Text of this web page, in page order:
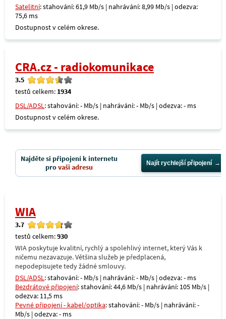
Satelitní: stahování: 61,9 Mb/s | nahrávání: 8,99 Mb/s | odezva:
75,6 ms
Dostupnost v celém okrese.
CRA.cz - radiokomunikace
3.5
testů celkem: 1934
DSL/ADSL: stahování: - Mb/s | nahrávání: - Mb/s | odezva: - ms
Dostupnost v celém okrese.
Najděte si připojení k internetu
provaši adresu Najít rychlejší připojení
WIA
3.7
testů celkem:930
WIA poskytuje kvalitní, rychlý a spolehlivý internet, který Vás k
ničemu nezavazuje. Většina služeb je předplacená,
nepodepisujete tedy žádné smlouvy.
DSL/ADSL: stahování: - Mb/s | nahrávání: - Mb/s | odezva: - ms
Bezdrátové připojení: stahování: 44,6 Mb/s | nahrávání: 105 Mb/s |
odezva: 11,5 ms
Pevné připojení - kabel/optika: stahování: - Mb/s | nahrávání: -
Mb/s | odezva: - ms